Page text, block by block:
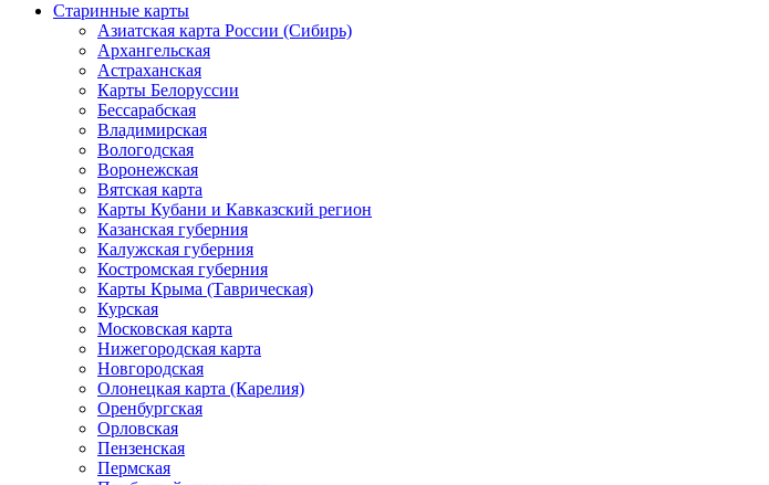
Старинные карты
Азиатская карта России (Сибирь)
Архангельская
Астраханская
Карты Белоруссии
Бессарабская
Владимирская
Вологодская
Воронежская
Вятская карта
Карты Кубани и Кавказский регион
Казанская губерния
Калужская губерния
Костромская губерния
Карты Крыма (Таврическая)
Курская
Московская карта
Нижегородская карта
Новгородская
Олонецкая карта (Карелия)
Оренбургская
Орловская
Пензенская
Пермская